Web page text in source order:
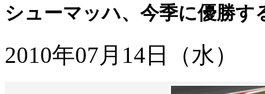
シューマッハ、今季に優勝す
2010年07月14日（水）